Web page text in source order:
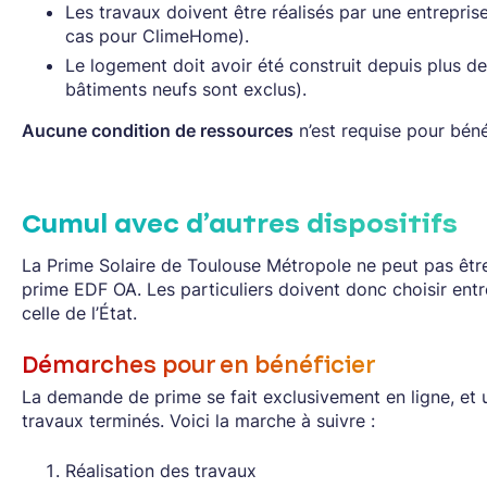
Les travaux doivent être réalisés par une
cas pour ClimeHome).
Le logement doit avoir été construit depuis plus
bâtiments neufs sont exclus).
Aucune condition de ressources n’est requise pour
Cumul avec d’autres dispositifs
La Prime Solaire de Toulouse Métropole ne peut pas
prime EDF OA. Les particuliers doivent donc choisir
celle de l’État.
Démarches pour en bénéficier
La demande de prime se fait exclusivement en ligne, et
travaux terminés. Voici la marche à suivre :
Réalisation des travaux